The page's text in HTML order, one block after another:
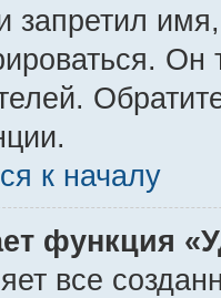
запретил
к началу
функция
все